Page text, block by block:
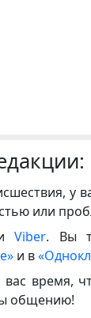
у
или
Viber. Вы
и в
время,
общению!